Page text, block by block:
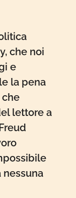
che noi
e
la pena
lettore a
nessuna